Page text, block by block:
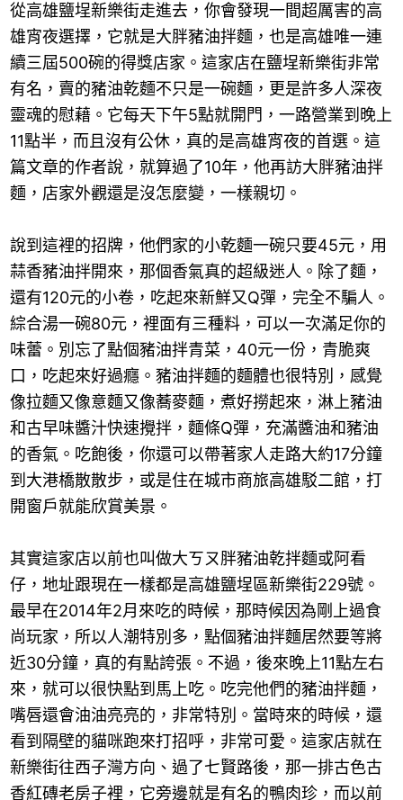
從高雄鹽埕新樂街走進去，你會發現一間超厲害的高
雄宵夜選擇，它就是大胖豬油拌麵，也是高雄唯一連
續三屆500碗的得獎店家。這家店在鹽埕新樂街非常
有名，賣的豬油乾麵不只是一碗麵，更是許多人深夜
靈魂的慰藉。它每天下午5點就開門，一路營業到晚上
11點半，而且沒有公休，真的是高雄宵夜的首選。這
篇文章的作者說，就算過了10年，他再訪大胖豬油拌
麵，店家外觀還是沒怎麼變，一樣親切。
說到這裡的招牌，他們家的小乾麵一碗只要45元，用
蒜香豬油拌開來，那個香氣真的超級迷人。除了麵，
還有120元的小卷，吃起來新鮮又Q彈，完全不騙人。
綜合湯一碗80元，裡面有三種料，可以一次滿足你的
味蕾。別忘了點個豬油拌青菜，40元一份，青脆爽
口，吃起來好過癮。豬油拌麵的麵體也很特別，感覺
像拉麵又像意麵又像蕎麥麵，煮好撈起來，淋上豬油
和古早味醬汁快速攪拌，麵條Q彈，充滿醬油和豬油
的香氣。吃飽後，你還可以帶著家人走路大約17分鐘
到大港橋散散步，或是住在城市商旅高雄駁二館，打
開窗戶就能欣賞美景。
其實這家店以前也叫做大ㄎㄡ胖豬油乾拌麵或阿看
仔，地址跟現在一樣都是高雄鹽埕區新樂街229號。
最早在2014年2月來吃的時候，那時候因為剛上過食
尚玩家，所以人潮特別多，點個豬油拌麵居然要等將
近30分鐘，真的有點誇張。不過，後來晚上11點左右
來，就可以很快點到馬上吃。吃完他們的豬油拌麵，
嘴唇還會油油亮亮的，非常特別。當時來的時候，還
看到隔壁的貓咪跑來打招呼，非常可愛。這家店就在
新樂街往西子灣方向、過了七賢路後，那一排古色古
香紅磚老房子裡，它旁邊就是有名的鴨肉珍，而以前